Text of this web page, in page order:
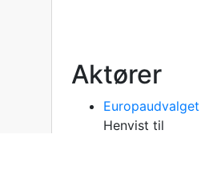
Aktører
Europaudvalget
Henvist til